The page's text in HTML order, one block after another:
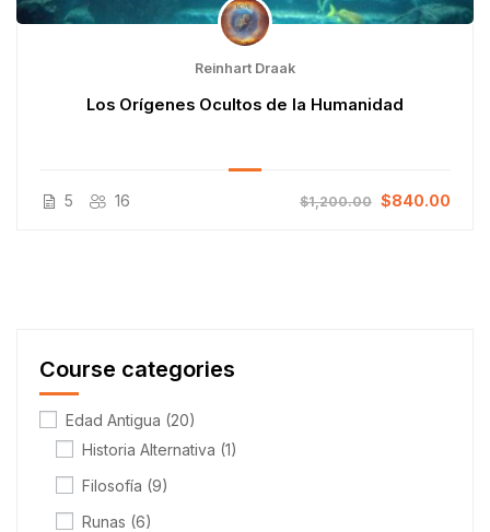
Reinhart Draak
Los Orígenes Ocultos de la Humanidad
5 16 $1,200.00 $840.00
Course categories
Edad Antigua (20)
Historia Alternativa (1)
Filosofía (9)
Runas (6)